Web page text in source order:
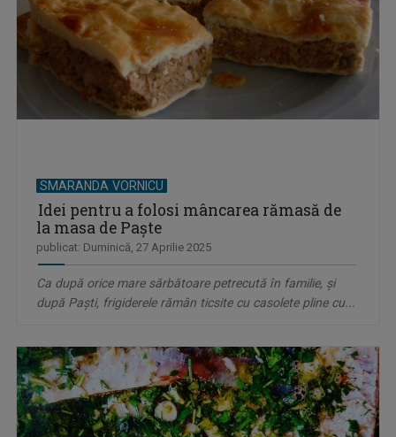
SMARANDA VORNICU
Idei pentru a folosi mâncarea rămasă de
la masa de Paşte
publicat: Duminică, 27 Aprilie 2025
Ca după orice mare sărbătoare petrecută în familie, şi
după Paşti, frigiderele rămân ticsite cu casolete pline cu...